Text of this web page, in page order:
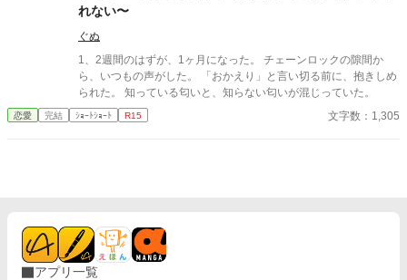
れない〜
ぐぬ
1、2週間のはずが、1ヶ月になった。 チェーンロックの隙間か
ら、いつもの声がした。 「おかえり」と言い切る前に、抱きしめ
られた。 知っている匂いと、知らない匂いが混じっていた。
恋愛 完結 ｼｮｰﾄｼｮｰﾄ R15 文字数：1,305
アプリ一覧